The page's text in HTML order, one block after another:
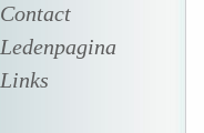
Contact
Ledenpagina
Links